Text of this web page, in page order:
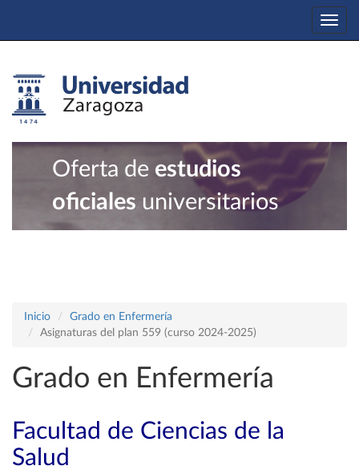
Oferta de estudios
oficiales universitarios
Inicio
Grado en Enfermería
Asignaturas del plan 559 (curso 2024-2025)
Grado en Enfermería
Facultad de Ciencias de la
Salud